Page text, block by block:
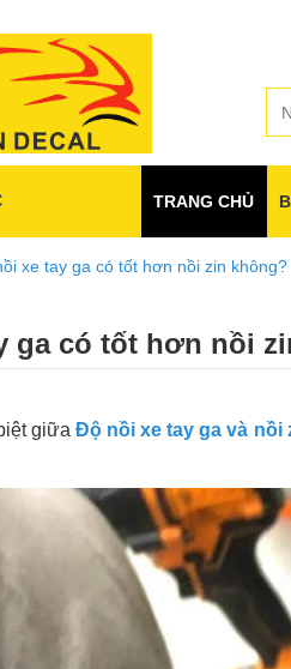
TRANG CHỦ
xe tay ga có tốt hơn nồi zin không?
ga có tốt hơn nồi
giữa Độ nồi xe tay ga và nồi